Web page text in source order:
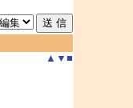
▲ ▼ ■